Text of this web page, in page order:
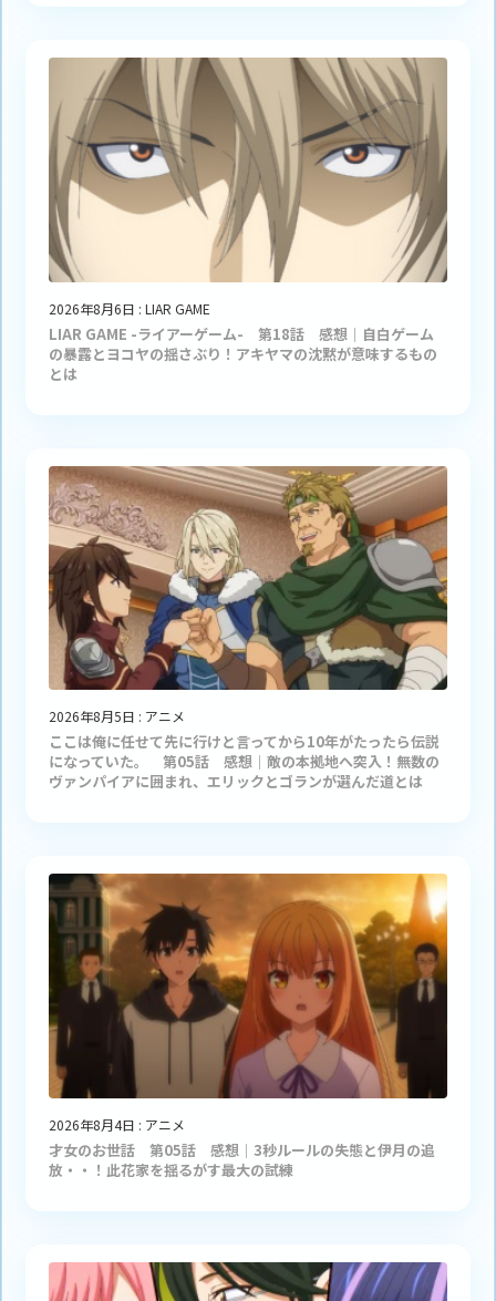
2026年8月6日 : LIAR GAME
LIAR GAME -ライアーゲーム- 第18話 感想｜自白ゲーム
の暴露とヨコヤの揺さぶり！アキヤマの沈黙が意味するもの
とは
2026年8月5日 : アニメ
ここは俺に任せて先に行けと言ってから10年がたったら伝説
になっていた。 第05話 感想｜敵の本拠地へ突入！無数の
ヴァンパイアに囲まれ、エリックとゴランが選んだ道とは
2026年8月4日 : アニメ
才女のお世話 第05話 感想｜3秒ルールの失態と伊月の追
放・・！此花家を揺るがす最大の試練